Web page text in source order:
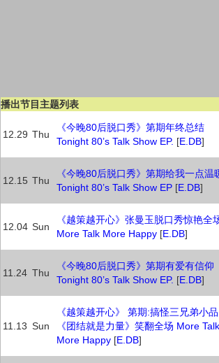
播出节目主题列表
12.29 Thu
《今晚80后脱口秀》第期年终总结
Tonight 80’s Talk Show EP. [E.DB]
12.15 Thu
《今晚80后脱口秀》第期给我一点温
Tonight 80’s Talk Show EP [E.DB]
12.04 Sun
《越策越开心》张曼玉脱口秀惊艳全
More Talk More Happy [E.DB]
11.24 Thu
《今晚80后脱口秀》第期有爱有信仰
Tonight 80’s Talk Show EP. [E.DB]
11.13 Sun
《越策越开心》 第期:搞怪三兄弟小品
《团结就是力量》笑翻全场 More Talk
More Happy [E.DB]